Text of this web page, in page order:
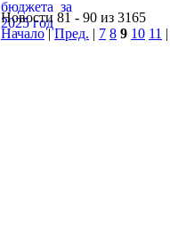
Новости 81 - 90 из 3165
Начало|Пред. | 7 8 9 10 11 |